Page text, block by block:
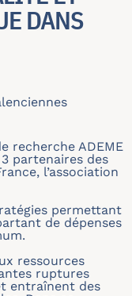
DANS
recherche ADEME
partenaires des
l’association
permettant
de dépenses
ressources
ruptures
entraînent des